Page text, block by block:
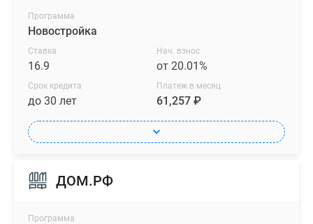
Программа
Новостройка
Ставка
16.9
Нач. взнос
от 20.01%
Срок кредита
до 30 лет
Платеж в месяц
61,257 ₽
ДОМ.РФ
Программа